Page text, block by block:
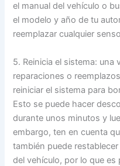
el manual del vehículo o
el modelo y año de tu
reemplazar cualquier
5. Reinicia el sistema: una
reparaciones o
reiniciar el sistema para
Esto se puede hacer
durante unos minutos y
embargo, ten en cuenta
también puede
del vehículo, por lo que